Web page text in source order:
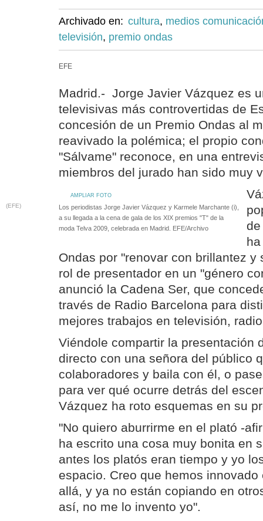
Archivado en: cultura, medios
televisión, premio ondas
EFE
Madrid.- Jorge Javier Vázquez es
televisivas más controvertidas de
concesión de un Premio Ondas al
reavivado la polémica; el propio
"Sálvame" reconoce, en una
miembros del jurado han sido muy
AMPLIAR FOTO
(EFE)
Los periodistas Jorge Javier Vázquez y Karmele Marchante (i),
a su llegada a la cena de gala de los XIX premios "T" de la
moda Telva 2009, celebrada en Madrid. EFE/Archivo
Ondas por "renovar con brillantez y
rol de presentador en un "género
anunció la Cadena Ser, que
través de Radio Barcelona para
mejores trabajos en televisión,
Viéndole compartir la presentación
directo con una señora del público
colaboradores y baila con él, o
para ver qué ocurre detrás del
Vázquez ha roto esquemas en su
"No quiero aburrirme en el plató -
ha escrito una cosa muy bonita en
antes los platós eran tiempo y yo
espacio. Creo que hemos
allá, y ya no están copiando en
así, no me lo invento yo".